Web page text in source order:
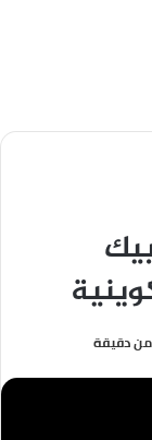
دقيقة